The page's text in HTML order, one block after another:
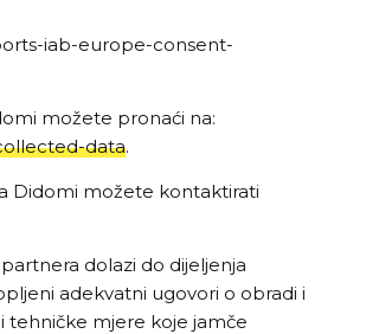
iab-europe-consent-
možete pronaći na:
data.
Didomi možete kontaktirati
dolazi do dijeljenja
adekvatni ugovori o obradi i
tehničke mjere koje jamče